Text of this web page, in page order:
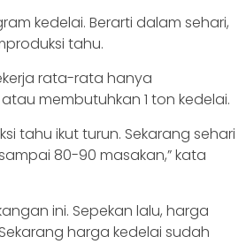
kedelai. Berarti dalam sehari,
tahu.
rata-rata hanya
membutuhkan 1 ton kedelai.
tahu ikut turun. Sekarang sehari
80-90 masakan,” kata
ini. Sepekan lalu, harga
harga kedelai sudah